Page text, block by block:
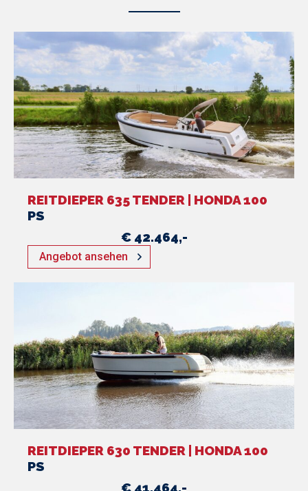
REITDIEPER 635 TENDER | HONDA 100
PS
€ 42.464,-
Angebot ansehen
REITDIEPER 630 TENDER | HONDA 100
PS
€ 41.464,-